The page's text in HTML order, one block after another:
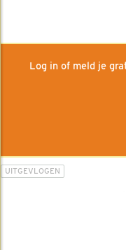
Log in of meld je
UITGEVLOGEN